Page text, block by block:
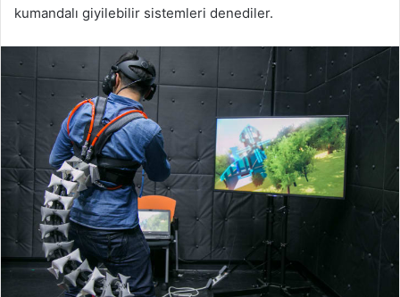
kumandalı giyilebilir sistemleri denediler.